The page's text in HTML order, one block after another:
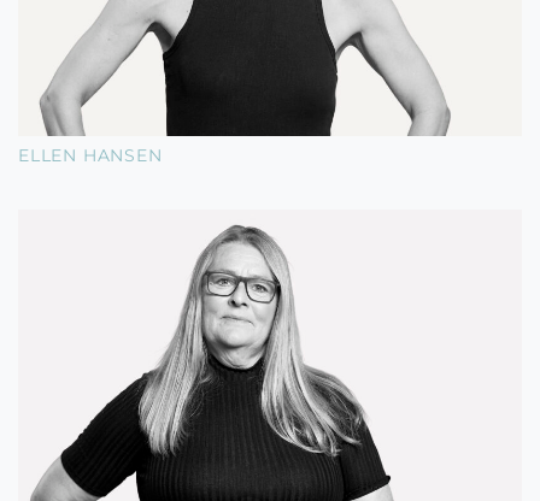
ELLEN HANSEN